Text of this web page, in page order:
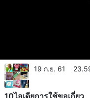
19 ก.ย. 61
10ไอเดียการใช้ขอเกี่ยว